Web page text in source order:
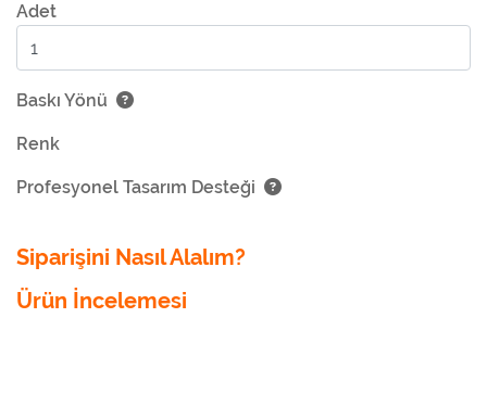
Adet
Baskı Yönü
Renk
Profesyonel Tasarım Desteği
Siparişini Nasıl Alalım?
Ürün İncelemesi